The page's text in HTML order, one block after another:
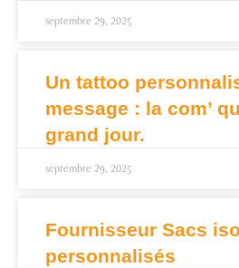
septembre 29, 2025
Un tattoo
message : la com’
grand jour.
septembre 29, 2025
Fournisseur Sacs
personnalisés